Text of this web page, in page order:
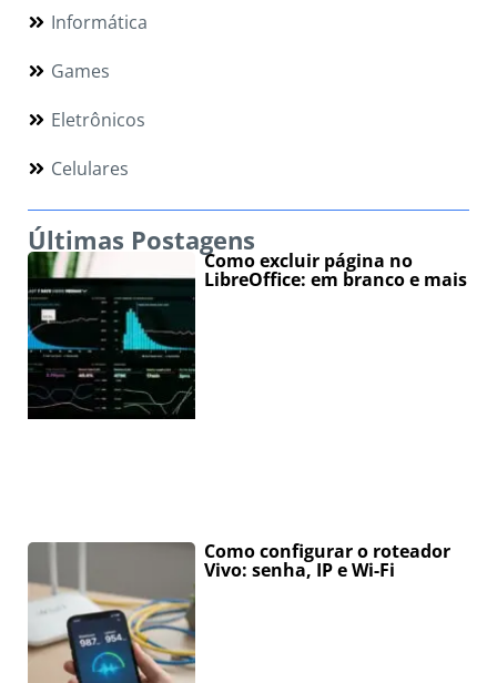
Informática
Games
Eletrônicos
Celulares
Últimas Postagens
Como excluir página no
LibreOffice: em branco e mais
Como configurar o roteador
Vivo: senha, IP e Wi-Fi